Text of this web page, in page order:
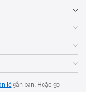
lẻgần bạn. Hoặc gọi